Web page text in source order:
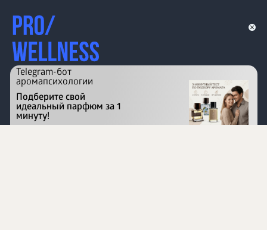
Перейти на сайт
Telegram-бот
аромапсихологии
Подберите свой
идеальный парфюм за 1
минуту!